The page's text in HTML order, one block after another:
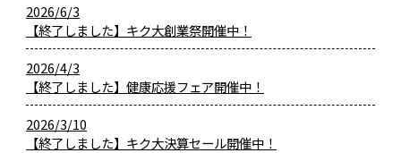
2026/6/3
【終了しました】キク大創業祭開催中！
2026/4/3
【終了しました】健康応援フェア開催中！
2026/3/10
【終了しました】キク大決算セール開催中！